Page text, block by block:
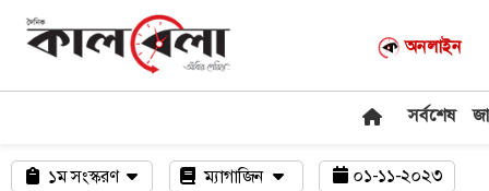
অনলাইন
সর্বশেষ
১ম সংস্করণ ম্যাগাজিন ০১-১১-২০২৩